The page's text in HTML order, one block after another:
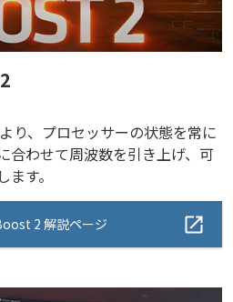
り、プロセッサーの状態を常に
合わせて周波数を引き上げ、可
す。
2 解説ページ